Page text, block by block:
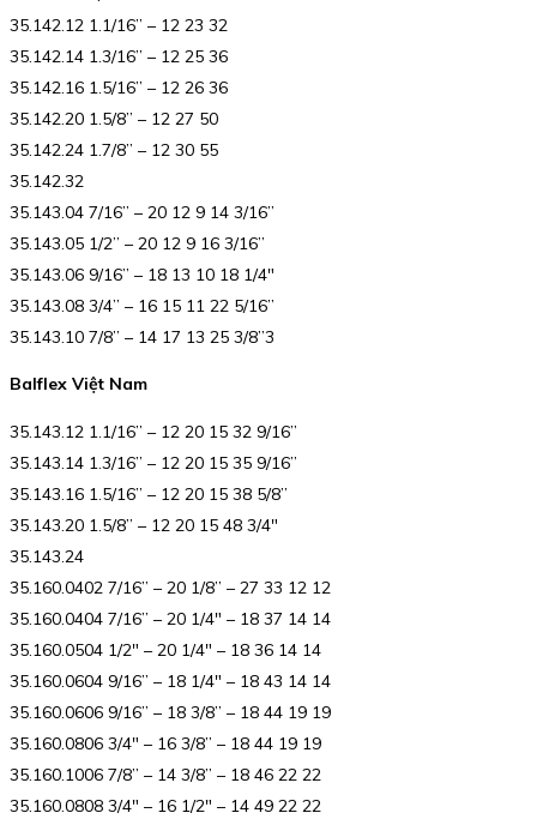
35.142.12 1.1/16” – 12 23 32
35.142.14 1.3/16” – 12 25 36
35.142.16 1.5/16” – 12 26 36
35.142.20 1.5/8” – 12 27 50
35.142.24 1.7/8” – 12 30 55
35.142.32
35.143.04 7/16” – 20 12 9 14 3/16”
35.143.05 1/2” – 20 12 9 16 3/16”
35.143.06 9/16” – 18 13 10 18 1/4″
35.143.08 3/4” – 16 15 11 22 5/16”
35.143.10 7/8” – 14 17 13 25 3/8”3
Balflex Việt Nam
35.143.12 1.1/16” – 12 20 15 32 9/16”
35.143.14 1.3/16” – 12 20 15 35 9/16”
35.143.16 1.5/16” – 12 20 15 38 5/8”
35.143.20 1.5/8” – 12 20 15 48 3/4″
35.143.24
35.160.0402 7/16” – 20 1/8” – 27 33 12 12
35.160.0404 7/16” – 20 1/4″ – 18 37 14 14
35.160.0504 1/2″ – 20 1/4″ – 18 36 14 14
35.160.0604 9/16” – 18 1/4″ – 18 43 14 14
35.160.0606 9/16” – 18 3/8” – 18 44 19 19
35.160.0806 3/4″ – 16 3/8” – 18 44 19 19
35.160.1006 7/8” – 14 3/8” – 18 46 22 22
35.160.0808 3/4″ – 16 1/2″ – 14 49 22 22